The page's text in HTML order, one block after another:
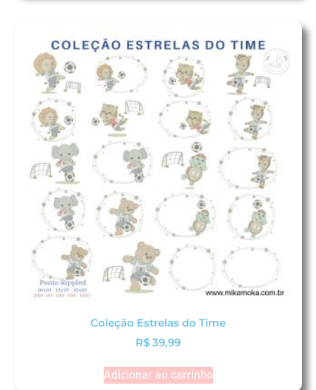
Coleção Estrelas do Time
R$ 39,99
Adicionar ao carrinho